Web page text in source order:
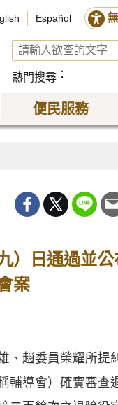
Español
熱門搜尋
便民服務
）日通過並公
案
、趙委員榮耀所提
輔導會）確實審查